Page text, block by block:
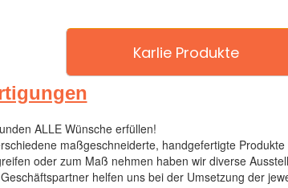
Karlie Produkte
ALLE Wünsche erfüllen!
maßgeschneiderte, handgefertigte Produkte
oder zum Maß nehmen haben wir diverse
helfen uns bei der Umsetzung der